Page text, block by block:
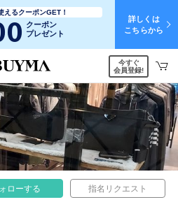
えるクーポンGET！
クーポン
プレゼント
詳しくは
こちらから
今すぐ
会員登録!
ローする 指名リクエスト